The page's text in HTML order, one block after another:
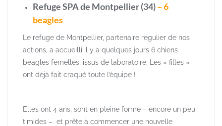
Refuge SPA de Montpellier (34)– 6
beagles
Le refuge de Montpellier, partenaire régulier de nos
actions, a accueilli il y a quelques jours 6 chiens
beagles femelles, issus de laboratoire. Les « filles »
ont déjà fait craqué toute l’équipe !
Elles ont 4 ans, sont en pleine forme – encore un peu
timides – et prête à commencer une nouvelle